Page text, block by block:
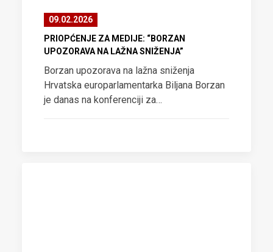
09.02.2026
PRIOPĆENJE ZA MEDIJE: “BORZAN
UPOZORAVA NA LAŽNA SNIŽENJA”
Borzan upozorava na lažna sniženja
Hrvatska europarlamentarka Biljana Borzan
je danas na konferenciji za…